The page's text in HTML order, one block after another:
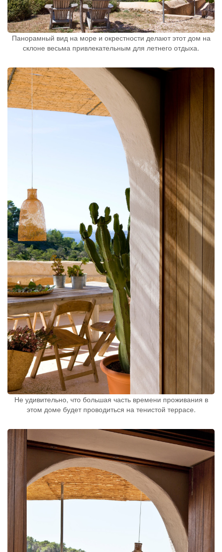
Панорамный вид на море и окрестности делают этот дом на
склоне весьма привлекательным для летнего отдыха.
Не удивительно, что большая часть времени проживания в
этом доме будет проводиться на тенистой террасе.